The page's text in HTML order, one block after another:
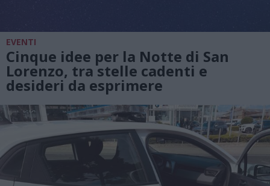
EVENTI
Cinque idee per la Notte di San
Lorenzo, tra stelle cadenti e
desideri da esprimere